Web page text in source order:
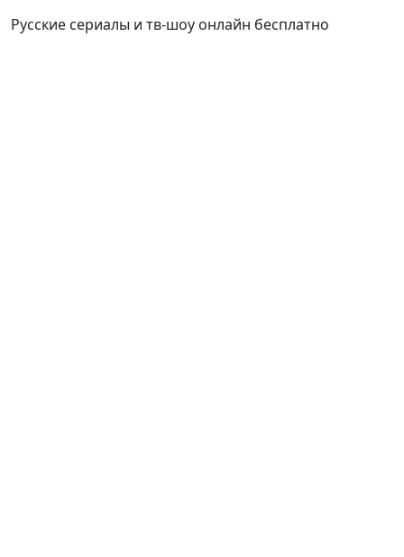
Русские сериалы и тв-шоу онлайн бесплатно